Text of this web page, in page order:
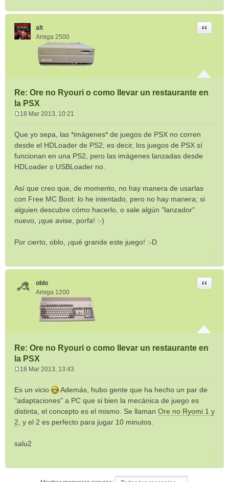
alt
Amiga 2500
Re: Ore no Ryouri o como llevar un restaurante en
la PSX
Citar
n
s
a
j
18 Mar 2013, 10:21
Que yo sepa, las *imágenes* de juegos de PSX no corren
desde el HDLoader de PS2; es decir, los juegos de PSX sí
funcionan en una PS2, pero las imágenes lanzadas desde
HDLoader o USBLoader no.
Así que creo que, de momento, no hay manera de usarlas
con Free MC Boot: lo he intentado, pero no hay manera; si
alguien descubre cómo hacerlo, o sale algún "lanzador"
nuevo, ¡que avise, porfa! :-)
Por cierto, oblo, ¡qué grande este juego! :-D
oblo
Amiga 1200
Re: Ore no Ryouri o como llevar un restaurante en
la PSX
Citar
n
s
a
18 Mar 2013, 13:43
Es un vicio
Además, hubo gente que ha hecho un par de
"adaptaciones" a PC que si bien la mecánica de juego es
distinta, el concepto es el mismo. Se llaman Ore no Ryomi 1 y
2 , y el 2 es perfecto para jugar 10 minutos.
salu2